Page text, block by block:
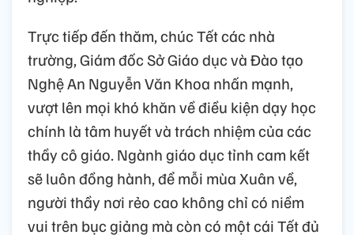
Trực tiếp đến thăm, chúc Tết các nhà
trường, Giám đốc Sở Giáo dục và Đào tạo
Nghệ An Nguyễn Văn Khoa nhấn mạnh,
vượt lên mọi khó khăn về điều kiện dạy học
chính là tâm huyết và trách nhiệm của các
thầy cô giáo. Ngành giáo dục tỉnh cam kết
sẽ luôn đồng hành, để mỗi mùa Xuân về,
người thầy nơi rẻo cao không chỉ có niềm
vui trên bục giảng mà còn có một cái Tết đủ